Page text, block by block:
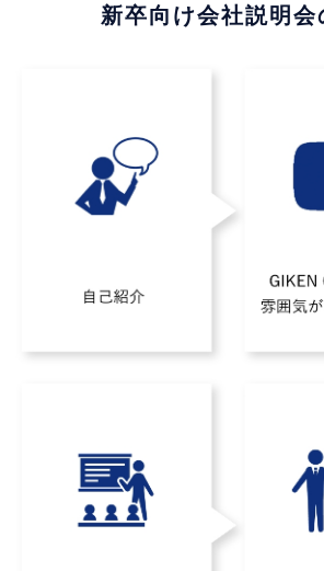
新卒向け会社説明会